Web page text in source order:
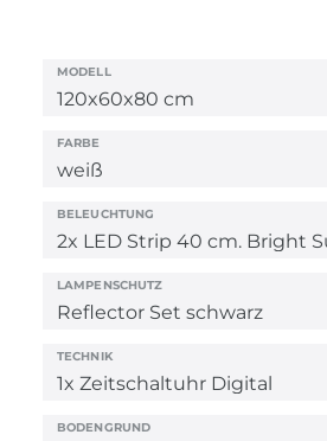
MODELL
FARBE
BELEUCHTUNG
LAMPENSCHUTZ
TECHNIK
BODENGRUND